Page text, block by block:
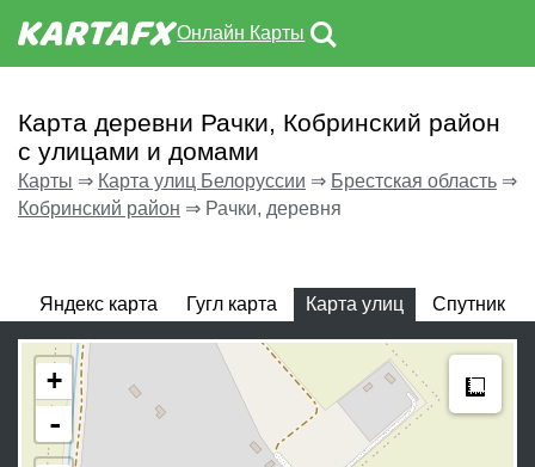
Онлайн Карты
Карта деревни Рачки, Кобринский район
с улицами и домами
Карты ⇒ Карта улиц Белоруссии ⇒ Брестская область ⇒
Кобринский район ⇒ Рачки, деревня
Яндекс карта Гугл карта Карта улиц Спутник
+
-